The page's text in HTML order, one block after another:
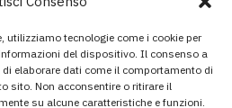
utilizziamo tecnologie come i cookie per
del dispositivo. Il consenso a
elaborare dati come il comportamento di
sito. Non acconsentire o ritirare il
su alcune caratteristiche e funzioni.